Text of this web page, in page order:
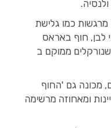
מרגשות כמו גלישת
לבן, חוף באראס
שנורקלים ממוקם ב
מכונה גם 'החוף
ומאחוזה מרשימה